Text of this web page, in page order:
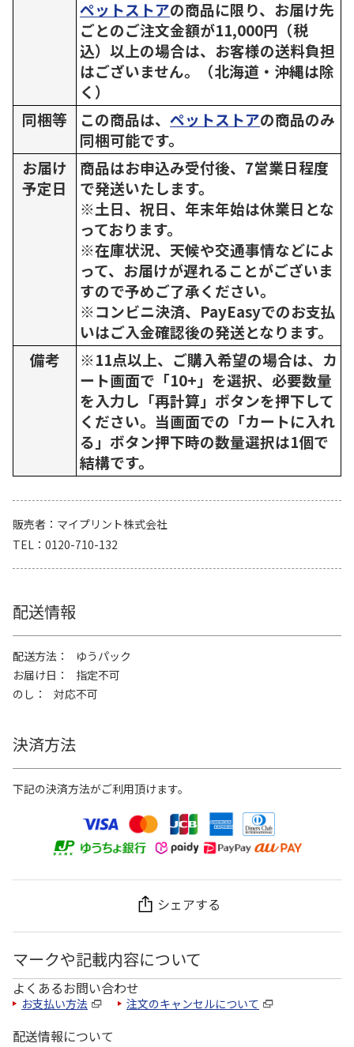
ペットストアの商品に限り、お届け先
ごとのご注文金額が11,000円（税
込）以上の場合は、お客様の送料負担
はございません。（北海道・沖縄は除
く）
同梱等
この商品は、 ペットストアの商品のみ
同梱可能です。
お届け
予定日
商品はお申込み受付後、7営業日程度
で発送いたします。
※土日、祝日、年末年始は休業日とな
っております。
※在庫状況、天候や交通事情などによ
って、お届けが遅れることがございま
すので予めご了承ください。
※コンビニ決済、PayEasyでのお支払
いはご入金確認後の発送となります。
備考
※11点以上、ご購入希望の場合は、カ
ート画面で「10+」を選択、必要数量
を入力し「再計算」ボタンを押下して
ください。当画面での「カートに入れ
る」ボタン押下時の数量選択は1個で
結構です。
販売者
マイプリント株式会社
TEL
0120-710-132
配送情報
配送方法
ゆうパック
お届け日
指定不可
のし
対応不可
決済方法
下記の決済方法がご利用頂けます。
シェアする
マークや記載内容について
よくあるお問い合わせ
お支払い方法 注文のキャンセルについて
配送情報について